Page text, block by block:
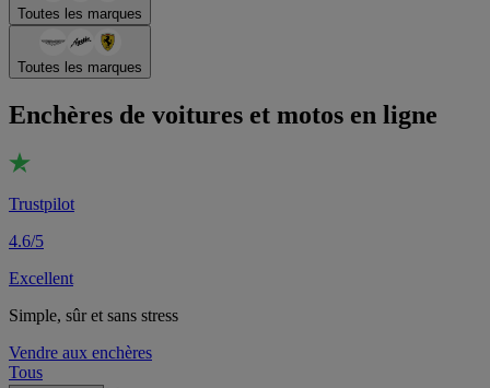
Toutes les marques
Toutes les marques
Enchères de voitures et motos en ligne
Trustpilot
4.6/5
Excellent
Simple, sûr et sans stress
Vendre aux enchères
Tous